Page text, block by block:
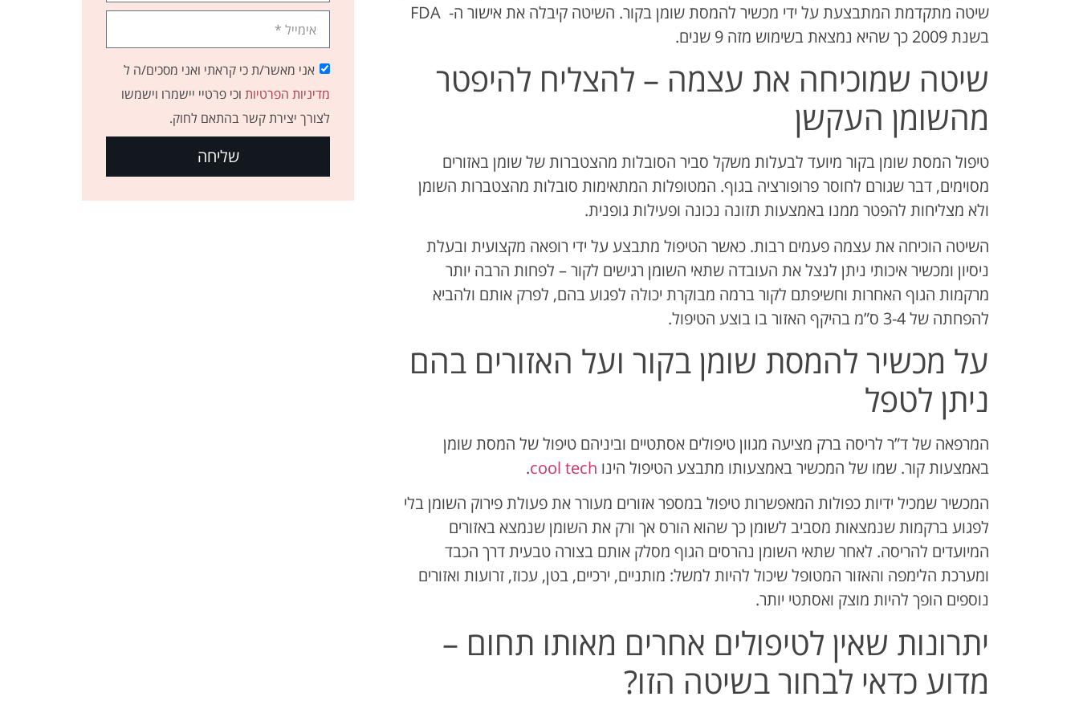
שיטה מתקדמת המתבצעת על ידי מכשיר להמסת שומן בקור. השיטה קיבלה את אישור ה- FDA
בשנת 2009 כך שהיא נמצאת בשימוש מזה 9 שנים.
שיטה שמוכיחה את עצמה – להצליח להיפטר
מהשומן העקשן
טיפול המסת שומן בקור מיועד לבעלות משקל סביר הסובלות מהצטברות של שומן באזורים
מסוימים, דבר שגורם לחוסר פרופורציה בגוף. המטופלות המתאימות סובלות מהצטברות השומן
ולא מצליחות להפטר ממנו באמצעות תזונה נכונה ופעילות גופנית.
השיטה הוכיחה את עצמה פעמים רבות. כאשר הטיפול מתבצע על ידי רופאה מקצועית ובעלת
ניסיון ומכשיר איכותי ניתן לנצל את העובדה שתאי השומן רגישים לקור – לפחות הרבה יותר
מרקמות הגוף האחרות וחשיפתם לקור ברמה מבוקרת יכולה לפגוע בהם, לפרק אותם ולהביא
להפחתה של 3-4 ס”מ בהיקף האזור בו בוצע הטיפול.
על מכשיר להמסת שומן בקור ועל האזורים בהם
ניתן לטפל
המרפאה של ד”ר לריסה ברק מציעה מגוון טיפולים אסתטיים וביניהם טיפול של המסת שומן
באמצעות קור. שמו של המכשיר באמצעותו מתבצע הטיפול הינו cool tech
.
המכשיר שמכיל ידיות כפולות המאפשרות טיפול במספר אזורים מעורר את פעולת פירוק השומן בלי
לפגוע ברקמות שנמצאות מסביב לשומן כך שהוא הורס אך ורק את השומן שנמצא באזורים
המיועדים להריסה. לאחר שתאי השומן נהרסים הגוף מסלק אותם בצורה טבעית דרך הכבד
ומערכת הלימפה והאזור המטופל שיכול להיות למשל: מותניים, ירכיים, בטן, עכוז, זרועות ואזורים
נוספים הופך להיות מוצק ואסתטי יותר.
יתרונות שאין לטיפולים אחרים מאותו תחום –
מדוע כדאי לבחור בשיטה הזו?
אני מאשר/ת כי קראתי ואני מסכים/ה ל
מדיניות הפרטיות וכי פרטיי יישמרו וישמשו
לצורך יצירת קשר בהתאם לחוק.
שליחה